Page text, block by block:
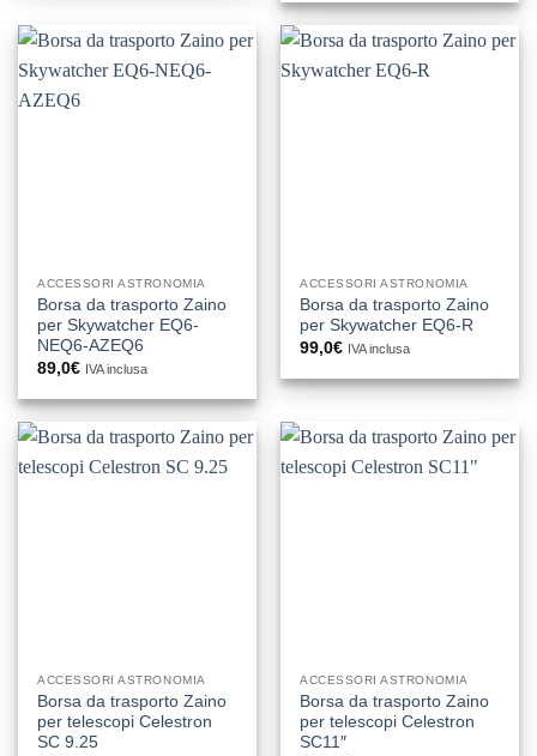
ACCESSORI ASTRONOMIA
Borsa da trasporto Zaino
per Skywatcher EQ6-
NEQ6-AZEQ6
89,0€ IVA inclusa
ACCESSORI ASTRONOMIA
Borsa da trasporto Zaino
per Skywatcher EQ6-R
99,0€ IVA inclusa
ACCESSORI ASTRONOMIA
Borsa da trasporto Zaino
per telescopi Celestron
SC 9.25
ACCESSORI ASTRONOMIA
Borsa da trasporto Zaino
per telescopi Celestron
SC11″